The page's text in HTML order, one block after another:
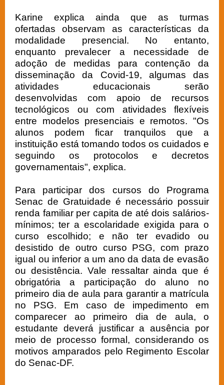
Karine explica ainda que as turmas
ofertadas observam as características da
modalidade presencial. No entanto,
enquanto prevalecer a necessidade de
adoção de medidas para contenção da
disseminação da Covid-19, algumas das
atividades educacionais serão
desenvolvidas com apoio de recursos
tecnológicos ou com atividades flexíveis
entre modelos presenciais e remotos. "Os
alunos podem ficar tranquilos que a
instituição está tomando todos os cuidados e
seguindo os protocolos e decretos
governamentais", explica.
Para participar dos cursos do Programa
Senac de Gratuidade é necessário possuir
renda familiar per capita de até dois salários-
mínimos; ter a escolaridade exigida para o
curso escolhido; e não ter evadido ou
desistido de outro curso PSG, com prazo
igual ou inferior a um ano da data de evasão
ou desistência. Vale ressaltar ainda que é
obrigatória a participação do aluno no
primeiro dia de aula para garantir a matrícula
no PSG. Em caso de impedimento em
comparecer ao primeiro dia de aula, o
estudante deverá justificar a ausência por
meio de processo formal, considerando os
motivos amparados pelo Regimento Escolar
do Senac-DF.